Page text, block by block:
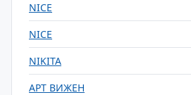
NICE
NICE
NIKITA
АРТ ВИЖЕН